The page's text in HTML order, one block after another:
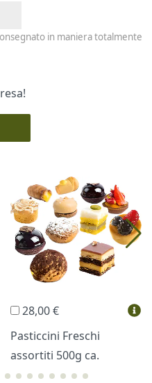
in maniera totalmente
Lussoni®
28,00 €
Pasticcini Freschi
assortiti 500g ca.